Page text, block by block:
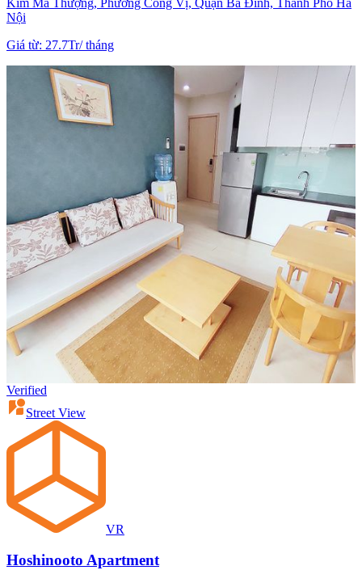
Nội
Giá từ: 27.7Tr/tháng
Verified
Street View
VR
Hoshinooto Apartment